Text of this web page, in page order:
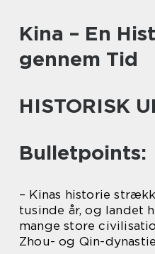
Kina – En
gennem Tid
HISTORISK
Bulletpoints:
– Kinas historie
tusinde år, og landet
mange store
Zhou- og Qin-